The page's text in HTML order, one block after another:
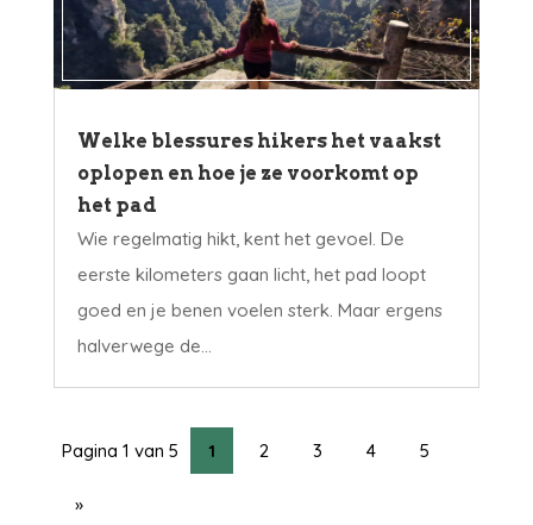
Welke blessures hikers het vaakst
oplopen en hoe je ze voorkomt op
het pad
Wie regelmatig hikt, kent het gevoel. De
eerste kilometers gaan licht, het pad loopt
goed en je benen voelen sterk. Maar ergens
halverwege de...
Pagina 1 van 5 1 2 3 4 5
»